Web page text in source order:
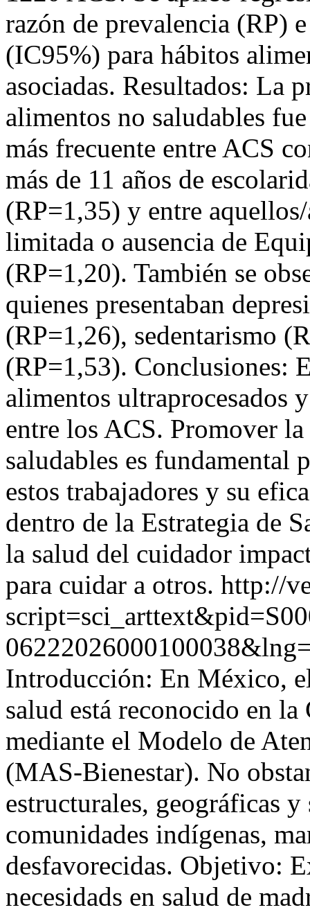
razón de prevalencia (RP)
(IC95%) para hábitos
asociadas. Resultados: La
alimentos no saludables
más frecuente entre ACS
más de 11 años de
(RP=1,35) y entre
limitada o ausencia de
(RP=1,20). También se
quienes presentaban
(RP=1,26), sedentarismo
(RP=1,53). Conclusiones:
alimentos ultraprocesados
entre los ACS. Promover
saludables es fundamental
estos trabajadores y su
dentro de la Estrategia de
la salud del cuidador
para cuidar a otros. http://
Introducción: En México,
salud está reconocido en
mediante el Modelo de
(MAS-Bienestar). No
estructurales, geográficas
comunidades indígenas,
desfavorecidas. Objetivo:
necesidads en salud de